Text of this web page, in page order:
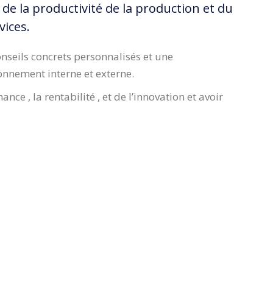
la productivité de la production et du
concrets personnalisés et une
interne et externe.
, la rentabilité , et de l’innovation et avoir